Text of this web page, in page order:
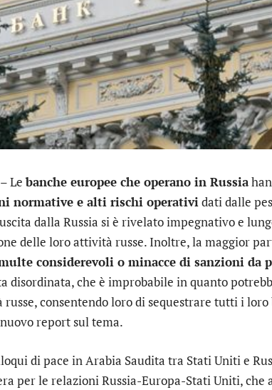
Lebanche europee che operano in Russia
normative e alti rischi operatividati dalle
dalla Russia si è rivelato impegnativo e
delle loro attività russe. Inoltre, la maggior
considerevoli o minacce di sanzioni da
disordinata, che è improbabile in quanto
consentendo loro di sequestrare tutti i
report sul tema.
di pace in Arabia Saudita tra Stati Uniti e
per le relazioni Russia-Europa-Stati Uniti, che